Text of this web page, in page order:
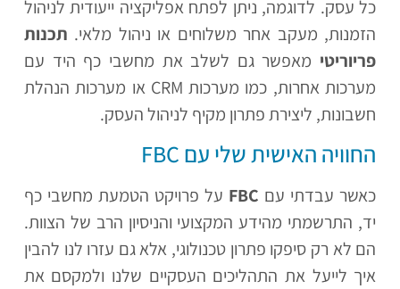
כל עסק. לדוגמה, ניתן לפתח אפליקציה ייעודית לניהול
הזמנות, מעקב אחר משלוחים או ניהול מלאי. תכנות
פריוריטי מאפשר גם לשלב את מחשבי כף היד עם
מערכות אחרות, כמו מערכות CRM או מערכות הנהלת
חשבונות, ליצירת פתרון מקיף לניהול העסק.
החוויה האישית שלי עם FBC
כאשר עבדתי עם FBC על פרויקט הטמעת מחשבי כף
יד, התרשמתי מהידע המקצועי והניסיון הרב של הצוות.
הם לא רק סיפקו פתרון טכנולוגי, אלא גם עזרו לנו להבין
איך לייעל את התהליכים העסקיים שלנו ולמקסם את